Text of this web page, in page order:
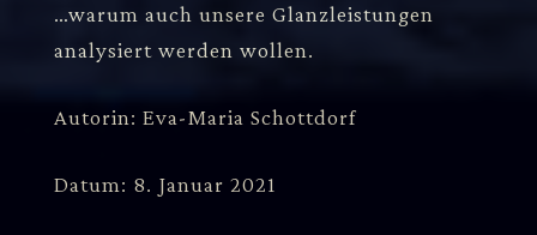
…warum auch unsere Glanzleistungen
analysiert werden wollen.
Autorin: Eva-Maria Schottdorf
Datum: 8. Januar 2021